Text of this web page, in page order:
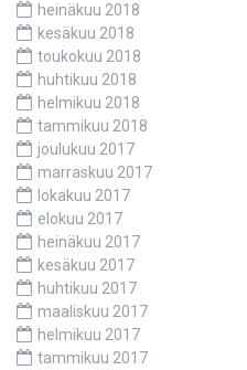
heinäkuu 2018
kesäkuu 2018
toukokuu 2018
huhtikuu 2018
helmikuu 2018
tammikuu 2018
joulukuu 2017
marraskuu 2017
lokakuu 2017
elokuu 2017
heinäkuu 2017
kesäkuu 2017
huhtikuu 2017
maaliskuu 2017
helmikuu 2017
tammikuu 2017